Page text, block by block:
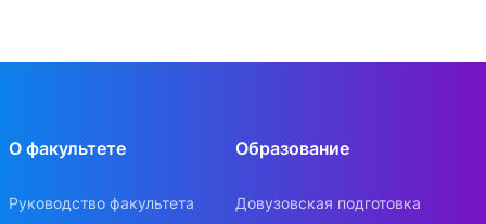
О факультете
Руководство факультета
Образование
Довузовская подготовка